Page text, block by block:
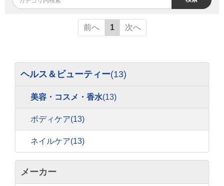
前へ 1 次へ
ヘルス＆ビューティー(13)
美容・コスメ・香水(13)
ボディケア(13)
ネイルケア(13)
メーカー